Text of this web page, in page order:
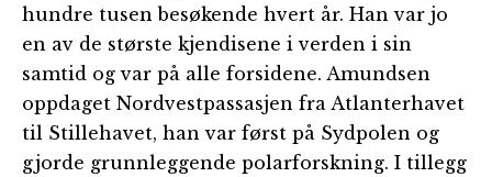
hundre tusen besøkende hvert år. Han var jo
en av de største kjendisene i verden i sin
samtid og var på alle forsidene. Amundsen
oppdaget Nordvestpassasjen fra Atlanterhavet
til Stillehavet, han var først på Sydpolen og
gjorde grunnleggende polarforskning. I tillegg